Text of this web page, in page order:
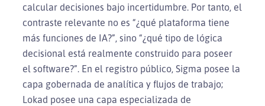
calcular decisiones bajo incertidumbre. Por tanto, el
contraste relevante no es “¿qué plataforma tiene
más funciones de IA?”, sino “¿qué tipo de lógica
decisional está realmente construido para poseer
el software?”. En el registro público, Sigma posee la
capa gobernada de analítica y flujos de trabajo;
Lokad posee una capa especializada de